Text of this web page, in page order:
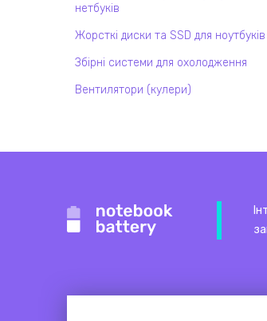
нетбуків
Жорсткі диски та SSD для ноутбуків
Збірні системи для охолодження
Вентилятори (кулери)